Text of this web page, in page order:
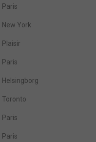
Paris
New York
Plaisir
Paris
Helsingborg
Toronto
Paris
Paris